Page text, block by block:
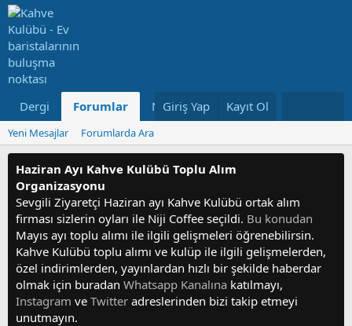
Dergi Forumlar Neler Yeni Kullanıcılar
Giriş Yap Kayıt Ol
Yeni Mesajlar Forumlarda Ara
Haziran Ayı Kahve Kulübü Toplu Alım
Organizasyonu
Sevgili Ziyaretçi Haziran ayı Kahve Kulübü ortak alım
firması sizlerin oyları ile Niji Coffee seçildi. Bu konudan
Mayıs ayı toplu alımı ile ilgili gelişmeleri öğrenebilirsin.
Kahve Kulübü toplu alımı ve kulüp ile ilgili gelişmelerden,
özel indirimlerden, yayınlardan hızlı bir şekilde haberdar
olmak için buradan Whatsapp Kanalına katılmayı,
Instagram ve Twitter adreslerinden bizi takip etmeyi
unutmayın.